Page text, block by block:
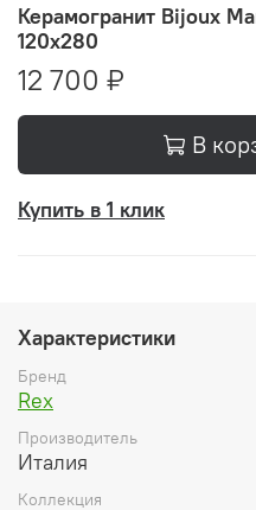
Керамогранит Bijoux
120x280
12 700 ₽
В
Купить в 1 клик
Характеристики
Бренд
Rex
Производитель
Италия
Коллекция